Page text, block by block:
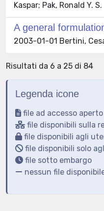
Kaspar; Pak, Ronald Y. S.
A general
2003-01-01 Bertini,
Risultati da 6 a 25 di 84
Legenda icone
file ad accesso aperto
file disponibili sulla
file disponibili agli
file disponibili solo
file sotto embargo
nessun file